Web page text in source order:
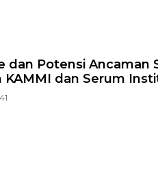
dan Potensi Ancaman
KAMMI dan Serum